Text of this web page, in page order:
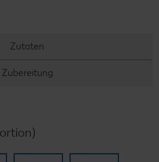
Zutaten
Zubereitung